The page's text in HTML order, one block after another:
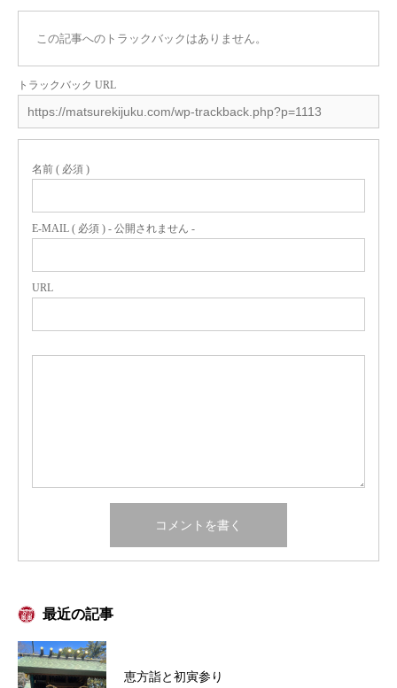
この記事へのトラックバックはありません。
トラックバック URL
名前 ( 必須 )
E-MAIL ( 必須 ) - 公開されません -
URL
最近の記事
恵方詣と初寅参り